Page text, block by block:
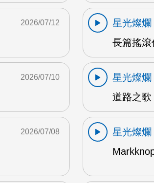
2026/07/12
星光燦爛
長篇搖滾
2026/07/10
星光燦爛
道路之歌
2026/07/08
星光燦爛